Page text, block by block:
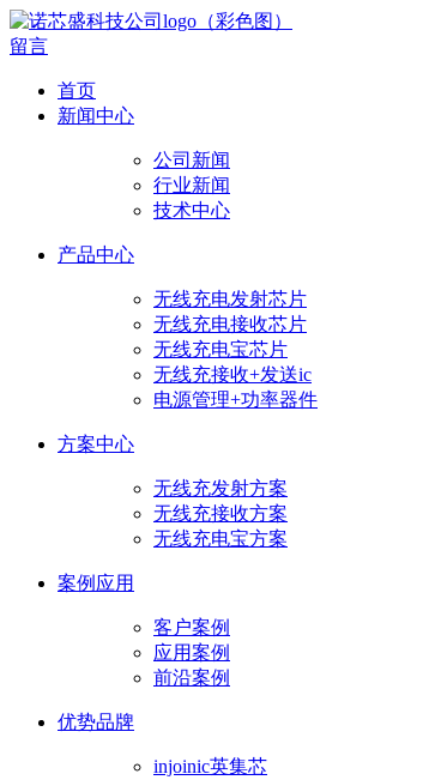
留言
首页
新闻中心
公司新闻
行业新闻
技术中心
产品中心
无线充电发射芯片
无线充电接收芯片
无线充电宝芯片
无线充接收+发送ic
电源管理+功率器件
方案中心
无线充发射方案
无线充接收方案
无线充电宝方案
案例应用
客户案例
应用案例
前沿案例
优势品牌
injoinic英集芯